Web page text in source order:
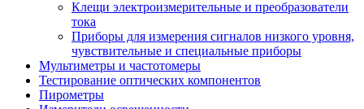
Клещи электроизмерительные и преобразователи
тока
Приборы для измерения сигналов низкого уровня,
чувствительные и специальные приборы
Мультиметры и частотомеры
Тестирование оптических компонентов
Пирометры